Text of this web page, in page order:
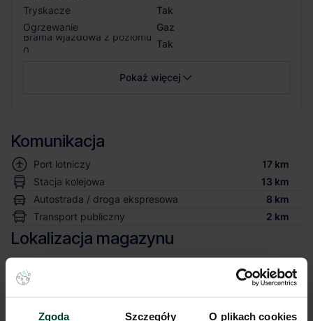
Zgoda Szczegóły O plikach cookies
Tryskacze
Tak
Ogrzewanie
Gaz
Brama wjazdowa z poziomu
0
Tak
Pokaż więcej
Komunikacja
Port lotniczy
17 km
Stacja kolejowa
13 km
Autostrada / droga ekspresowa
8 km
Transport publiczny
2 km
Lokalizacja magazynu
Niniejsze ogłoszenie ma charakter wyłącznie informacyjny i nie stanowi
odpowiada za ewentualne błędy lub nieaktualność ogłoszenia.